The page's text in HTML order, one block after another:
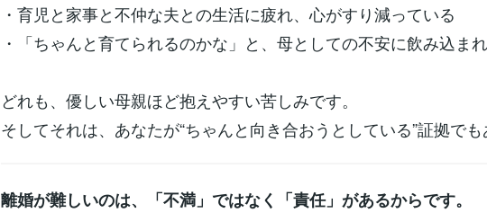
・育児と家事と不仲な夫との生活に疲れ、心がすり減っている
・「ちゃんと育てられるのかな」と、母としての不安に飲み込ま
どれも、優しい母親ほど抱えやすい苦しみです。
そしてそれは、あなたが“ちゃんと向き合おうとしている”証拠でも
離婚が難しいのは、「不満」ではなく「責任」があるからです。